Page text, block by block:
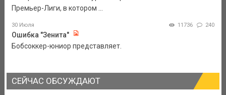
Премьер-Лиги, в котором ...
30 Июля 11736 240
Ошибка "Зенита"
Бобсоккер-юниор представляет.
СЕЙЧАС ОБСУЖДАЮТ